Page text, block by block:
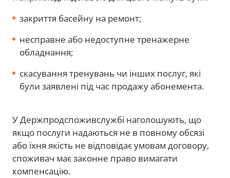
закриття басейну на ремонт;
несправне або недоступне тренажерне
обладнання;
скасування тренувань чи інших послуг, які
були заявлені під час продажу абонемента.
У Держпродспоживслужбі наголошують, що
якщо послуги надаються не в повному обсязі
або їхня якість не відповідає умовам договору,
споживач має законне право вимагати
компенсацію.